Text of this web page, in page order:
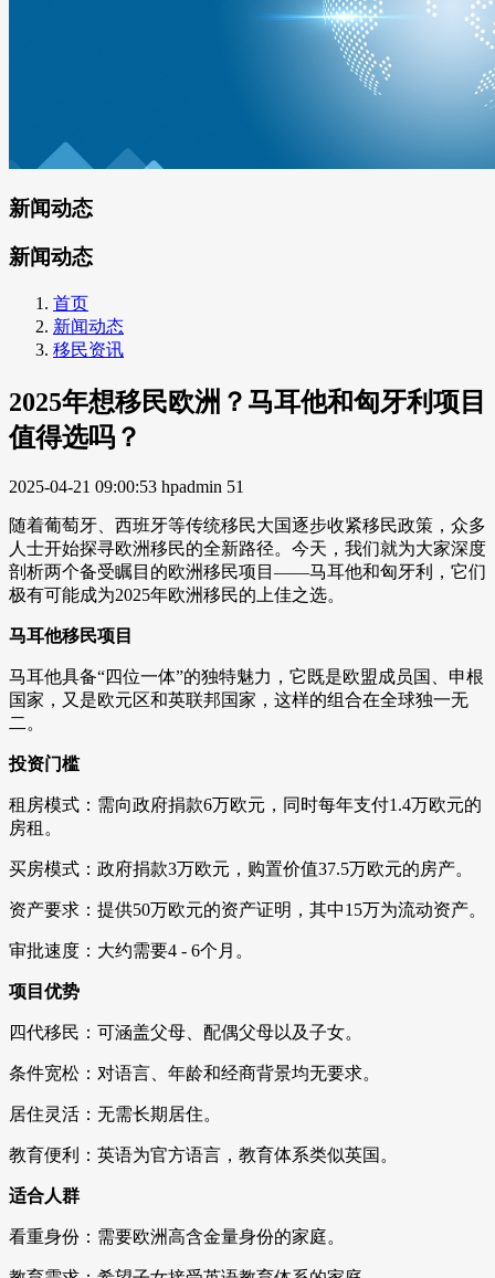
新闻动态
新闻动态
首页
新闻动态
移民资讯
2025年想移民欧洲？马耳他和匈牙利项目
值得选吗？
2025-04-21 09:00:53 hpadmin 51
随着葡萄牙、西班牙等传统移民大国逐步收紧移民政策，众多
人士开始探寻欧洲移民的全新路径。今天，我们就为大家深度
剖析两个备受瞩目的欧洲移民项目——马耳他和匈牙利，它们
极有可能成为2025年欧洲移民的上佳之选。
马耳他移民项目
马耳他具备“四位一体”的独特魅力，它既是欧盟成员国、申根
国家，又是欧元区和英联邦国家，这样的组合在全球独一无
二。
投资门槛
租房模式：需向政府捐款6万欧元，同时每年支付1.4万欧元的
房租。
买房模式：政府捐款3万欧元，购置价值37.5万欧元的房产。
资产要求：提供50万欧元的资产证明，其中15万为流动资产。
审批速度：大约需要4 - 6个月。
项目优势
四代移民：可涵盖父母、配偶父母以及子女。
条件宽松：对语言、年龄和经商背景均无要求。
居住灵活：无需长期居住。
教育便利：英语为官方语言，教育体系类似英国。
适合人群
看重身份：需要欧洲高含金量身份的家庭。